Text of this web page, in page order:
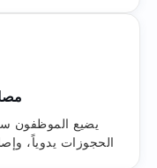
يضيع الموظفون
الحجوزات يدوياً،